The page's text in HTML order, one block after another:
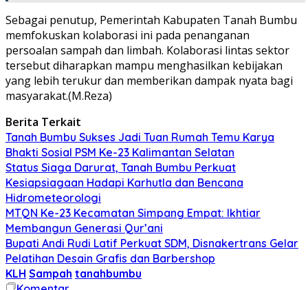
Sebagai penutup, Pemerintah Kabupaten Tanah Bumbu
memfokuskan kolaborasi ini pada penanganan
persoalan sampah dan limbah. Kolaborasi lintas sektor
tersebut diharapkan mampu menghasilkan kebijakan
yang lebih terukur dan memberikan dampak nyata bagi
masyarakat.(M.Reza)
Berita Terkait
Tanah Bumbu Sukses Jadi Tuan Rumah Temu Karya
Bhakti Sosial PSM Ke-23 Kalimantan Selatan
Status Siaga Darurat, Tanah Bumbu Perkuat
Kesiapsiagaan Hadapi Karhutla dan Bencana
Hidrometeorologi
MTQN Ke-23 Kecamatan Simpang Empat: Ikhtiar
Membangun Generasi Qur’ani
Bupati Andi Rudi Latif Perkuat SDM, Disnakertrans Gelar
Pelatihan Desain Grafis dan Barbershop
KLH Sampah tanahbumbu